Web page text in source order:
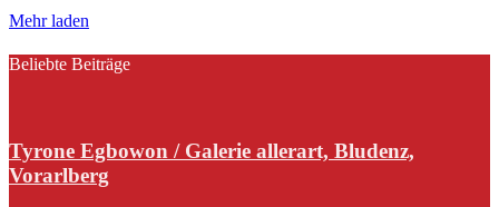
Mehr laden
Beliebte Beiträge
Tyrone Egbowon / Galerie allerart, Bludenz,
Vorarlberg